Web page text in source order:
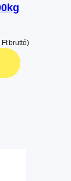
Ftbruttó)